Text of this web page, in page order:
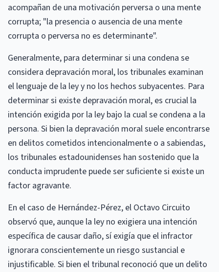
acompañan de una motivación perversa o una mente
corrupta; "la presencia o ausencia de una mente
corrupta o perversa no es determinante".
Generalmente, para determinar si una condena se
considera depravación moral, los tribunales examinan
el lenguaje de la ley y no los hechos subyacentes. Para
determinar si existe depravación moral, es crucial la
intención exigida por la ley bajo la cual se condena a la
persona. Si bien la depravación moral suele encontrarse
en delitos cometidos intencionalmente o a sabiendas,
los tribunales estadounidenses han sostenido que la
conducta imprudente puede ser suficiente si existe un
factor agravante.
En el caso de Hernández-Pérez, el Octavo Circuito
observó que, aunque la ley no exigiera una intención
específica de causar daño, sí exigía que el infractor
ignorara conscientemente un riesgo sustancial e
injustificable. Si bien el tribunal reconoció que un delito